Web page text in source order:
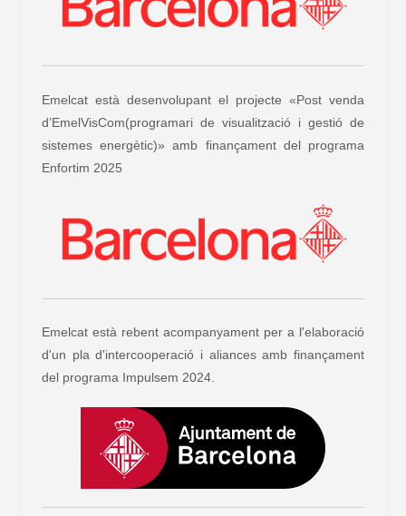
Emelcat està desenvolupant el projecte «Post venda
d’EmelVisCom(programari de visualització i gestió de
sistemes energètic)» amb finançament del programa
Enfortim 2025
Emelcat està rebent acompanyament per a l'elaboració
d'un pla d'intercooperació i aliances amb finançament
del programa Impulsem 2024.